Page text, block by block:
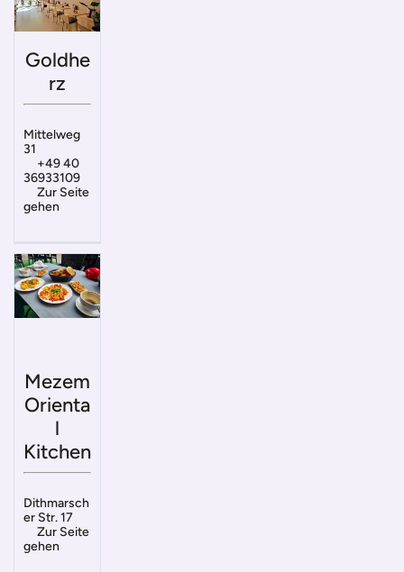
Goldhe
rz
Mittelweg
31
+49 40
36933109
Zur Seite
gehen
Mezem
Orienta
l
Kitchen
Dithmarsch
er Str. 17
Zur Seite
gehen